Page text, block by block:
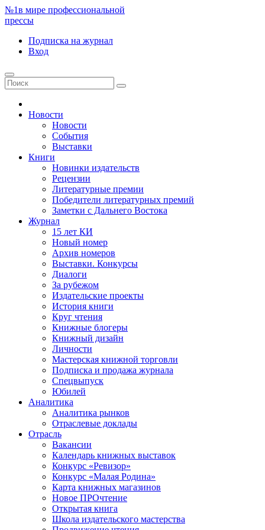
№1в мире профессиональной
прессы
Подписка на журнал
Вход
Новости
Новости
События
Выставки
Книги
Новинки издательств
Рецензии
Литературные премии
Победители литературных премий
Заметки с Дальнего Востока
Журнал
15 лет КИ
Новый номер
Архив номеров
Выставки. Конкурсы
Диалоги
За рубежом
Издательские проекты
История книги
Круг чтения
Книжные блогеры
Книжный дизайн
Личности
Мастерская книжной торговли
Подписка и продажа журнала
Спецвыпуск
Юбилей
Аналитика
Аналитика рынков
Отраслевые доклады
Отрасль
Вакансии
Календарь книжных выставок
Конкурс «Ревизор»
Конкурс «Малая Родина»
Карта книжных магазинов
Новое ПРОчтение
Открытая книга
Школа издательского мастерства